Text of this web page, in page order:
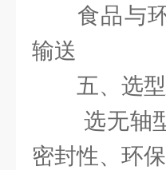
食品与
输送
五、选
选无轴
密封性、环